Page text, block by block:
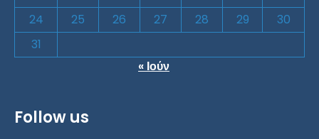
24
25 26 27 28 29
30
31
« Ιούν
Follow us